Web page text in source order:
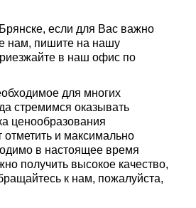
если для Вас важно
нам, пишите на нашу
в наш офис по
для многих
стремимся оказывать
ценообразования
и максимально
в настоящее время
получить высокое качество,
к нам, пожалуйста,